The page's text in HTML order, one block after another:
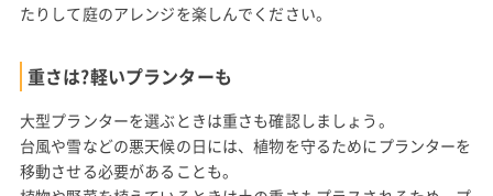
たりして庭のアレンジを楽しんでください。
重さは?軽いプランターも
大型プランターを選ぶときは重さも確認しましょう。
台風や雪などの悪天候の日には、植物を守るためにプランターを
移動させる必要があることも。